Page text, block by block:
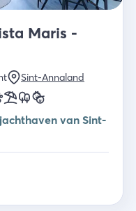
Maris -
Sint-Annaland
van Sint-